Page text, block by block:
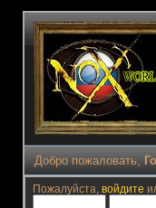
Добро пожаловать,
Пожалуйста, войдите